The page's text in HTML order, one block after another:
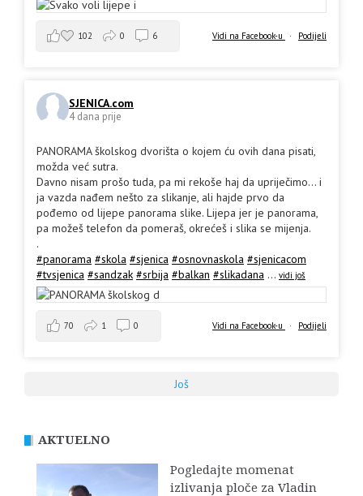
Vidi na Facebook-u · Podijeli
102 0 6
SJENICA.com
4 dana prije
PANORAMA školskog dvorišta o kojem ću ovih dana pisati,
možda već sutra.
Davno nisam prošo tuda, pa mi rekoše haj da upriječimo... i
ja vazda nađem nešto za slikanje, ali hajde prvo da
pođemo od lijepe panorama slike. Lijepa jer je panorama,
pa možeš telefon da pomeraš, okrećeš i slika se mijenja.
.
#panorama #skola #sjenica #osnovnaskola #sjenicacom
#tvsjenica #sandzak #srbija #balkan #slikadana ... vidi još
Vidi na Facebook-u · Podijeli
70 1 0
Još
AKTUELNO
Pogledajte momenat
izlivanja ploče za Vladin